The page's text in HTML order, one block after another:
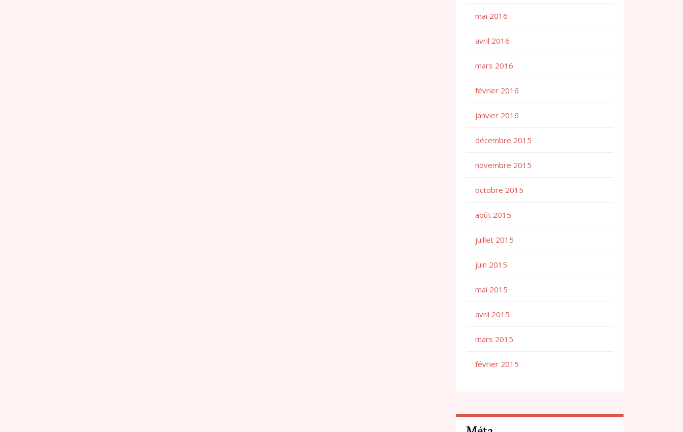
mai 2016
avril 2016
mars 2016
février 2016
janvier 2016
décembre 2015
novembre 2015
octobre 2015
août 2015
juillet 2015
juin 2015
mai 2015
avril 2015
mars 2015
février 2015